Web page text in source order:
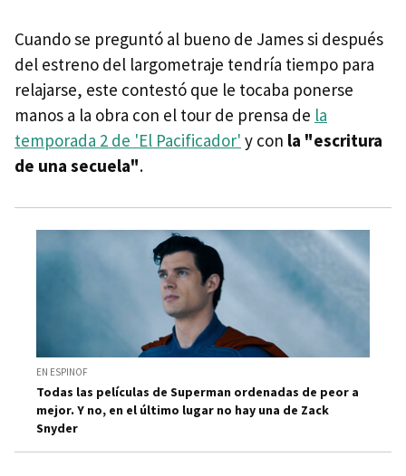
Cuando se preguntó al bueno de James si después
del estreno del largometraje tendría tiempo para
relajarse, este contestó que le tocaba ponerse
manos a la obra con el tour de prensa de la
temporada 2 de 'El Pacificador' y con la "escritura
de una secuela".
EN ESPINOF
Todas las películas de Superman ordenadas de peor a
mejor. Y no, en el último lugar no hay una de Zack
Snyder